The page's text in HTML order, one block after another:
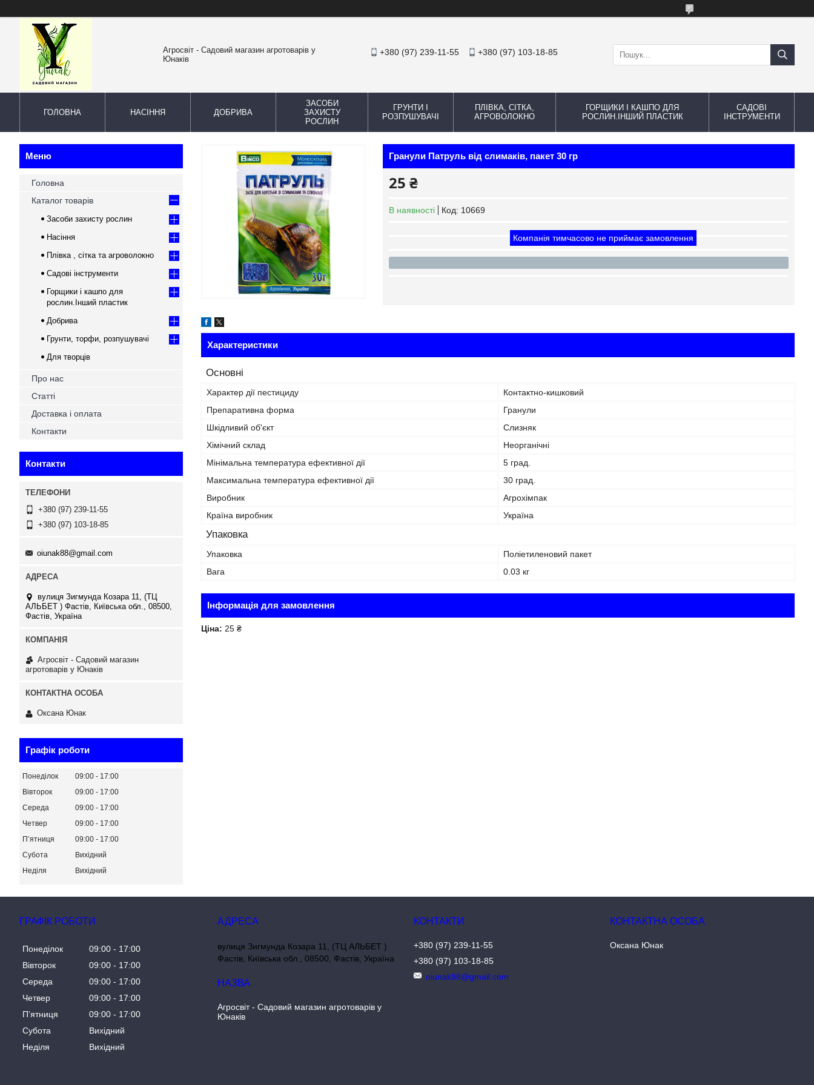
Агросвіт - Садовий магазин агротоварів у
Юнаків
+380 (97) 239-11-55 +380 (97) 103-18-85
ГОЛОВНА НАСІННЯ ДОБРИВА
ЗАСОБИ
ЗАХИСТУ
РОСЛИН
ГРУНТИ І
РОЗПУШУВАЧІ
ПЛІВКА, СІТКА,
АГРОВОЛОКНО
ГОРЩИКИ І КАШПО ДЛЯ
РОСЛИН.ІНШИЙ ПЛАСТИК
САДОВІ
ІНСТРУМЕНТИ
Гранули Патруль від слимаків, пакет 30 гр
25 ₴
В наявності Код: 10669
Компанія тимчасово не приймає замовлення
Характеристики
Основні
Характер дії пестициду
Контактно-кишковий
Препаративна форма
Гранули
Шкідливий об'єкт
Слизняк
Хімічний склад
Неорганічні
Мінімальна температура ефективної дії
5 град.
Максимальна температура ефективної дії
30 град.
Виробник
Агрохімпак
Країна виробник
Україна
Упаковка
Упаковка
Поліетиленовий пакет
Вага
0.03 кг
Інформація для замовлення
Ціна: 25 ₴
Головна
Каталог товарів
Засоби захисту рослин
Насіння
Плівка , сітка та агроволокно
Садові інструменти
Горщики і кашпо для
рослин.Інший пластик
Добрива
Грунти, торфи, розпушувачі
Для творців
Про нас
Статті
Доставка і оплата
Контакти
Контакти
+380 (97) 239-11-55
+380 (97) 103-18-85
oiunak88@gmail.com
вулиця Зигмунда Козара 11, (ТЦ
АЛЬБЕТ ) Фастів, Київська обл., 08500,
Фастів, Україна
Агросвіт - Садовий магазин
агротоварів у Юнаків
Оксана Юнак
Графік роботи
Понеділок 09:00
17:00
Вівторок
09:00
17:00
Середа
09:00
17:00
Четвер
09:00
17:00
Пʼятниця
09:00
17:00
Субота
Вихідний
Неділя
Вихідний
ГРАФІК РОБОТИ
Понеділок 09:00
17:00
Вівторок
09:00
17:00
Середа
09:00
17:00
Четвер
09:00
17:00
Пʼятниця
09:00
17:00
Субота
Вихідний
Неділя
Вихідний
вулиця Зигмунда Козара 11, (ТЦ АЛЬБЕТ )
Фастів, Київська обл., 08500, Фастів, Україна
Агросвіт - Садовий магазин агротоварів у
Юнаків
+380 (97) 239-11-55
+380 (97) 103-18-85
oiunak88@gmail.com
Оксана Юнак